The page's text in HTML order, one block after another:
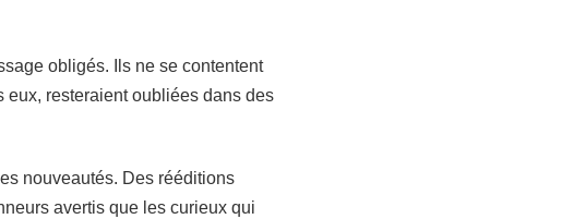
obligés. Ils ne se contentent
eux, resteraient oubliées dans des
nouveautés. Des rééditions
avertis que les curieux qui